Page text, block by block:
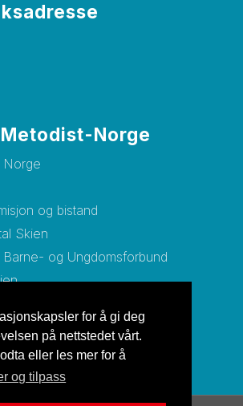
for å gi deg
på nettstedet vårt.
eller les mer for å
og tilpass
Norge
Norge
og bistand
Skien
og Ungdomsforbund